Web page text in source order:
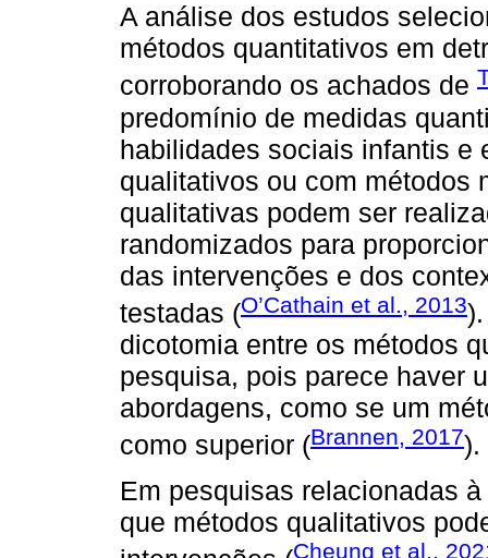
A análise dos estudos
métodos quantitativos em
corroborando os achados de
predomínio de medidas
habilidades sociais infantis e
qualitativos ou com métodos
qualitativas podem ser
randomizados para
das intervenções e dos
testadas (O’Cathain et al., 2013
dicotomia entre os métodos
pesquisa, pois parece haver
abordagens, como se um
como superior (Brannen, 2017).
Em pesquisas relacionadas
que métodos qualitativos
Cheung et al.,